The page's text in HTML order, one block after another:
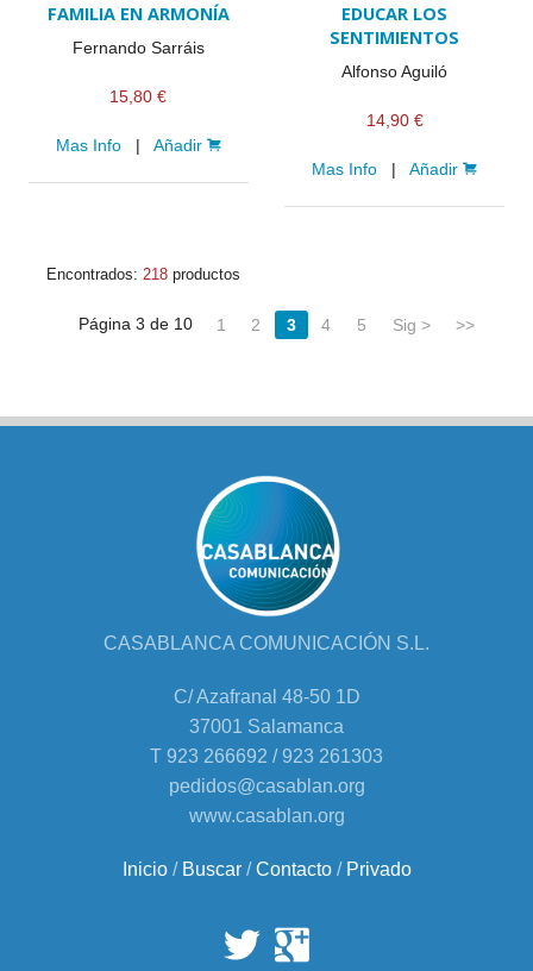
FAMILIA EN ARMONÍA
Fernando Sarráis
15,80 €
Mas Info| Añadir
EDUCAR LOS
SENTIMIENTOS
Alfonso Aguiló
14,90 €
Mas Info |Añadir
Encontrados: 218productos
Página 3 de 10 1 2 3 4 5 Sig > >>
CASABLANCA COMUNICACIÓN S.L.
C/ Azafranal 48-50 1D
37001 Salamanca
T 923 266692 / 923 261303
pedidos@casablan.org
www.casablan.org
Inicio/ Buscar/Contacto/ Privado